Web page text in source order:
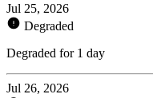
Jul 25, 2026
Degraded
Degraded for 1 day
Jul 26, 2026